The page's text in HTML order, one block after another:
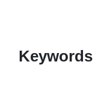
Keywords